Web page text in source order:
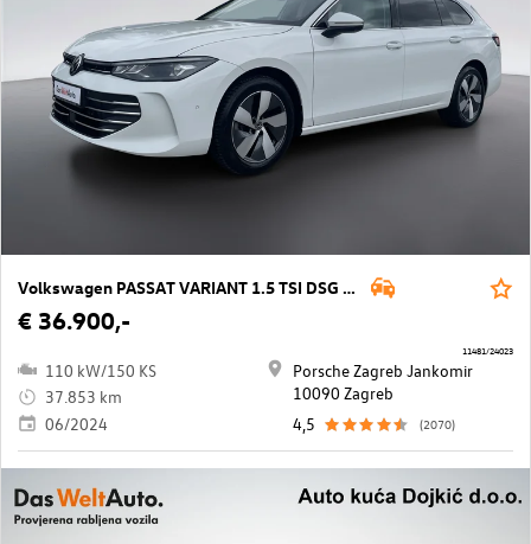
Volkswagen PASSAT VARIANT 1.5 TSI DSG Business
€ 36.900,-
110 kW/150 KS
37.853 km
06/2024
Porsche Zagreb Jankomir
10090 Zagreb
4,5
(2070)
11481/24023